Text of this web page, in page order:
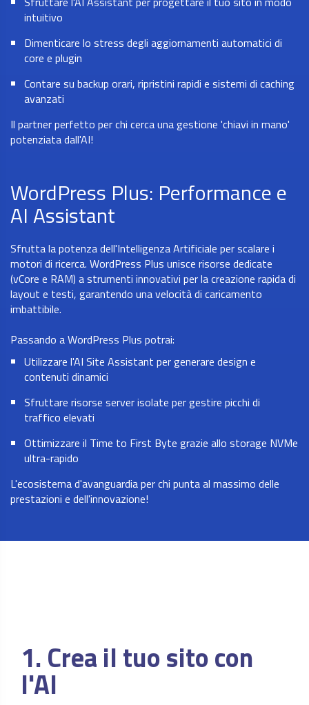
intuitivo
Dimenticare lo stress degli aggiornamenti automatici di
core e plugin
Contare su backup orari, ripristini rapidi e sistemi di caching
avanzati
Il partner perfetto per chi cerca una gestione 'chiavi in mano'
potenziata dall'AI!
WordPress Plus: Performance e
AI Assistant
Sfrutta la potenza dell'Intelligenza Artificiale per scalare i
motori di ricerca. WordPress Plus unisce risorse dedicate
(vCore e RAM) a strumenti innovativi per la creazione rapida di
layout e testi, garantendo una velocità di caricamento
imbattibile.
Passando a WordPress Plus potrai:
Utilizzare l'AI Site Assistant per generare design e
contenuti dinamici
Sfruttare risorse server isolate per gestire picchi di
traffico elevati
Ottimizzare il Time to First Byte grazie allo storage NVMe
ultra-rapido
L'ecosistema d'avanguardia per chi punta al massimo delle
prestazioni e dell'innovazione!
1. Crea il tuo sito con
l'AI